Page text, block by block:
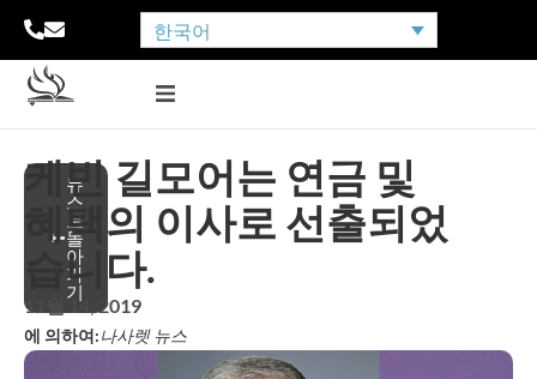
한국어
뉴
스
로
돌
아
가
기
케빈 길모어는 연금 및
혜택의 이사로 선출되었
습니다.
11월 14, 2019
에 의하여:나사렛 뉴스